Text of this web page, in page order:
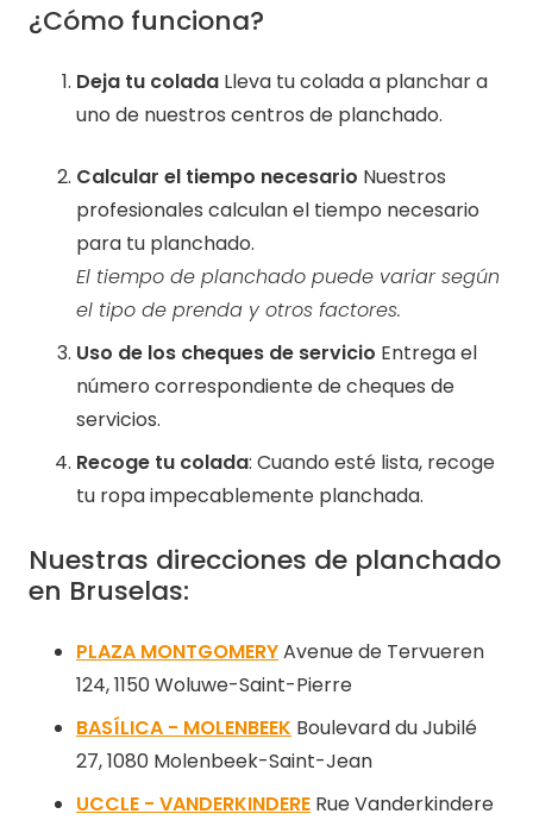
¿Cómo funciona?
Deja tu colada Lleva tu colada a planchar a
uno de nuestros centros de planchado.
Calcular el tiempo necesario Nuestros
profesionales calculan el tiempo necesario
para tu planchado.
El tiempo de planchado puede variar según
el tipo de prenda y otros factores.
Uso de los cheques de servicio Entrega el
número correspondiente de cheques de
servicios.
Recoge tu colada: Cuando esté lista, recoge
tu ropa impecablemente planchada.
Nuestras direcciones de planchado
en Bruselas:
PLAZA MONTGOMERYAvenue de Tervueren
124, 1150 Woluwe-Saint-Pierre
BASÍLICA - MOLENBEEK Boulevard du Jubilé
27, 1080 Molenbeek-Saint-Jean
UCCLE - VANDERKINDERE Rue Vanderkindere